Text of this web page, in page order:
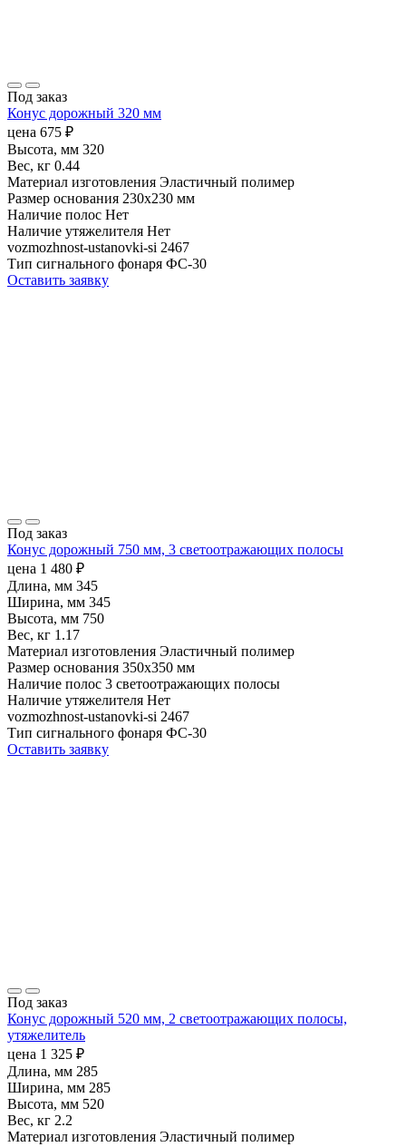
Под заказ
Конус дорожный 320 мм
цена 675 ₽
Высота, мм 320
Вес, кг 0.44
Материал изготовления Эластичный полимер
Размер основания 230х230 мм
Наличие полос Нет
Наличие утяжелителя Нет
vozmozhnost-ustanovki-si 2467
Тип сигнального фонаря ФС-30
Оставить заявку
Под заказ
Конус дорожный 750 мм, 3 светоотражающих полосы
цена 1 480 ₽
Длина, мм 345
Ширина, мм 345
Высота, мм 750
Вес, кг 1.17
Материал изготовления Эластичный полимер
Размер основания 350х350 мм
Наличие полос 3 светоотражающих полосы
Наличие утяжелителя Нет
vozmozhnost-ustanovki-si 2467
Тип сигнального фонаря ФС-30
Оставить заявку
Под заказ
Конус дорожный 520 мм, 2 светоотражающих полосы,
утяжелитель
цена 1 325 ₽
Длина, мм 285
Ширина, мм 285
Высота, мм 520
Вес, кг 2.2
Материал изготовления Эластичный полимер